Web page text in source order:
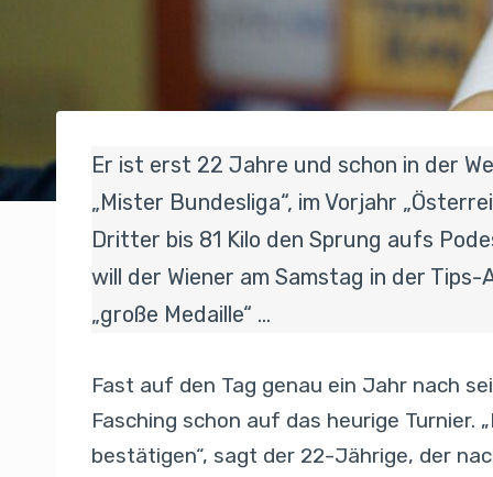
Er ist erst 22 Jahre und schon in der
„Mister Bundesliga“, im Vorjahr
Dritter bis 81 Kilo den Sprung aufs
will der Wiener am Samstag in der
„große Medaille“ …
Fast auf den Tag genau ein Jahr nach
Fasching schon auf das heurige Turnier.
bestätigen“, sagt der 22-Jährige, der